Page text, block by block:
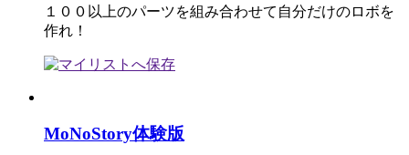
１００以上のパーツを組み合わせて自分だけのロボを
作れ！
MoNoStory体験版